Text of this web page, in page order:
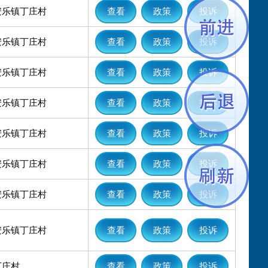
镇丁庄村 查看 政策 投诉
镇丁庄村 查看 政策 投诉
镇丁庄村 查看 政策 投诉
镇丁庄村 查看 政策 投诉
镇丁庄村 查看 政策 投诉
镇丁庄村 查看 政策 投诉
镇丁庄村 查看 政策 投诉
镇丁庄村 查看 政策 投诉